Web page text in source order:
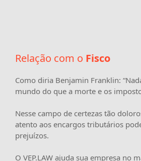
Relação com o Fisco
Como diria Benjamin Franklin:
mundo do que a morte e os
Nesse campo de certezas tão
atento aos encargos tributários
prejuízos.
O VEP.LAW ajuda sua empresa no